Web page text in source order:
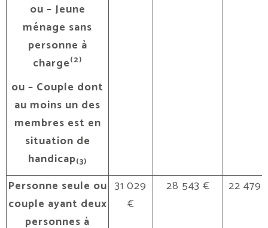
ou – Jeune
ménage sans
personne à
charge(2)
ou – Couple dont
au moins un des
membres est en
situation de
handicap(3)
Personne seule ou
couple ayant deux
personnes à
31 029
€
28 543 € 22 479